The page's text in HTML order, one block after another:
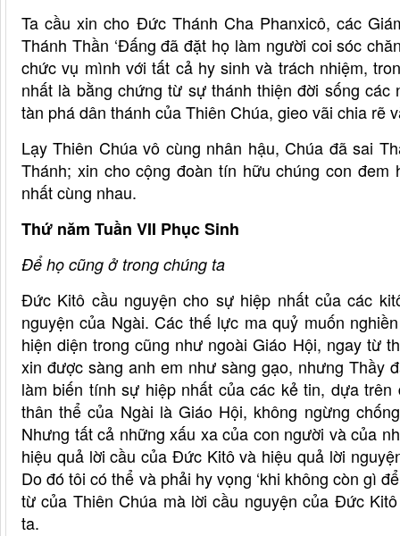
Ta cầu xin cho Đức Thánh Cha Phanxicô, các
Thánh Thần ‘Đấng đã đặt họ làm người coi sóc
chức vụ mình với tất cả hy sinh và trách nhiệm,
nhất là bằng chứng từ sự thánh thiện đời sống
tàn phá dân thánh của Thiên Chúa, gieo vãi chia rẽ
Lạy Thiên Chúa vô cùng nhân hậu, Chúa đã sai
Thánh; xin cho cộng đoàn tín hữu chúng con
nhất cùng nhau.
Thứ năm Tuần VII Phục Sinh
Để họ cũng ở trong chúng ta
Đức Kitô cầu nguyện cho sự hiệp nhất của các
nguyện của Ngài. Các thế lực ma quỷ muốn
hiện diện trong cũng như ngoài Giáo Hội, ngay từ
xin được sàng anh em như sàng gạo, nhưng Thầy
làm biến tính sự hiệp nhất của các kẻ tin, dựa
thân thể của Ngài là Giáo Hội, không ngừng
Nhưng tất cả những xấu xa của con người và của
hiệu quả lời cầu của Đức Kitô và hiệu quả lời
Do đó tôi có thể và phải hy vọng ‘khi không còn gì
từ của Thiên Chúa mà lời cầu nguyện của Đức
ta.